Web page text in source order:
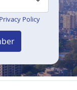
Privacy Policy